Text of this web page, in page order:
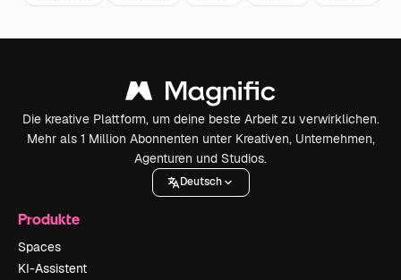
Die kreative Plattform, um deine beste Arbeit zu verwirklichen.
Mehr als 1 Million Abonnenten unter Kreativen, Unternehmen,
Agenturen und Studios.
Deutsch
Produkte
Spaces
KI-Assistent